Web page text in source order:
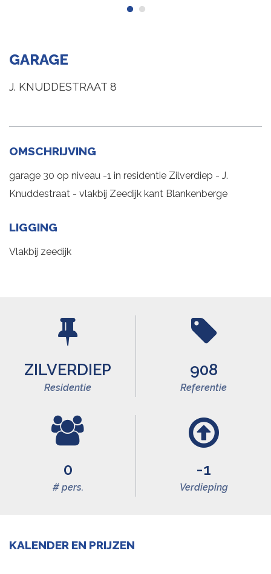
GARAGE
J. KNUDDESTRAAT 8
OMSCHRIJVING
garage 30 op niveau -1 in residentie Zilverdiep - J.
Knuddestraat - vlakbij Zeedijk kant Blankenberge
LIGGING
Vlakbij zeedijk
ZILVERDIEP
Residentie
908
Referentie
0
# pers.
-1
Verdieping
KALENDER EN PRIJZEN